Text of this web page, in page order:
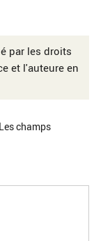
par les droits
et l'auteure en
Les champs